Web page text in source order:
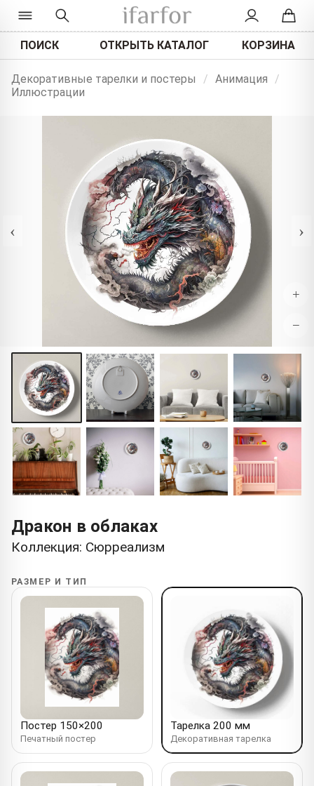
ПОИСК ОТКРЫТЬ КАТАЛОГ КОРЗИНА
Декоративные тарелки и постеры / Анимация
/
Иллюстрации
‹ ›
+
−
Дракон в облаках
Коллекция: Сюрреализм
РАЗМЕР И ТИП
Постер 150×200
Печатный постер
Тарелка 200 мм
Декоративная тарелка